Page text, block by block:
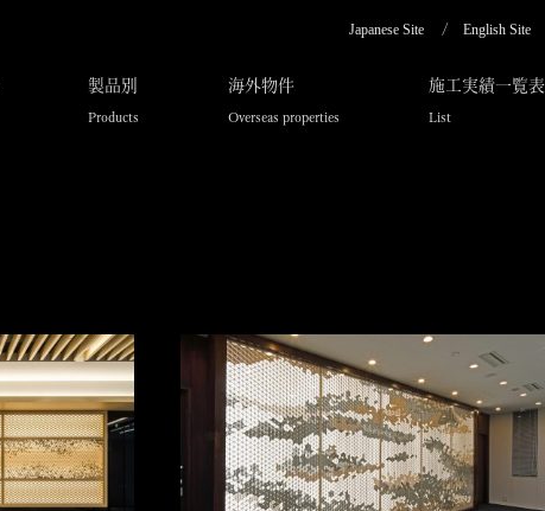
Japanese Site English Site
製品別
Products
海外物件
Overseas properties
施工実績一覧表
List